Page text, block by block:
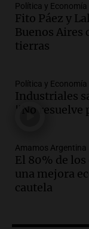
sobre los
Amamos
Episodios
Audio.
durante
Informados
Episodios
tras
Panorama
Episodios
Política y Economía
Fito Páez y
Buenos
tierras
Política y Economía
Industriales
"No resuelve
Amamos Argentina
El 80% de
una mejora
cautela